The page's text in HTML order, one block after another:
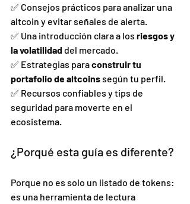
✅ Consejos prácticos para analizar una
altcoin y evitar señales de alerta.
✅ Una introducción clara a los riesgos y
la volatilidad del mercado.
✅ Estrategias para construir tu
portafolio de altcoins según tu perfil.
✅ Recursos confiables y tips de
seguridad para moverte en el
ecosistema.
¿Porqué esta guía es diferente?
Porque no es solo un listado de tokens:
es una herramienta de lectura